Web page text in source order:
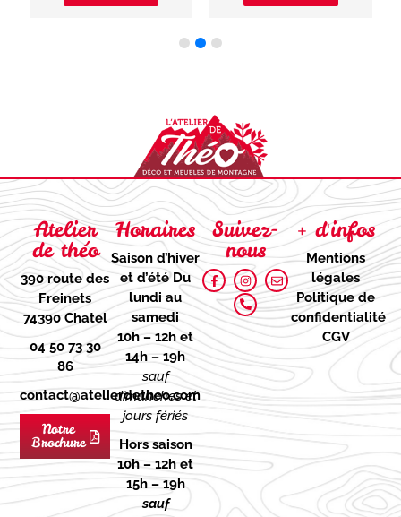
Atelier
de théo
390 route des
Freinets
74390 Chatel
04 50 73 30
86
contact@atelierdetheo.com
Notre
Brochure
Horaires
Saison d’hiver
et d’étéDu
lundi au
samedi
10h – 12h et
14h – 19h
sauf
dimanches et
jours fériés
Hors saison
10h – 12h et
15h – 19h
sauf
Suivez-
nous
+ d'infos
Mentions
légales
Politique de
confidentialité
CGV